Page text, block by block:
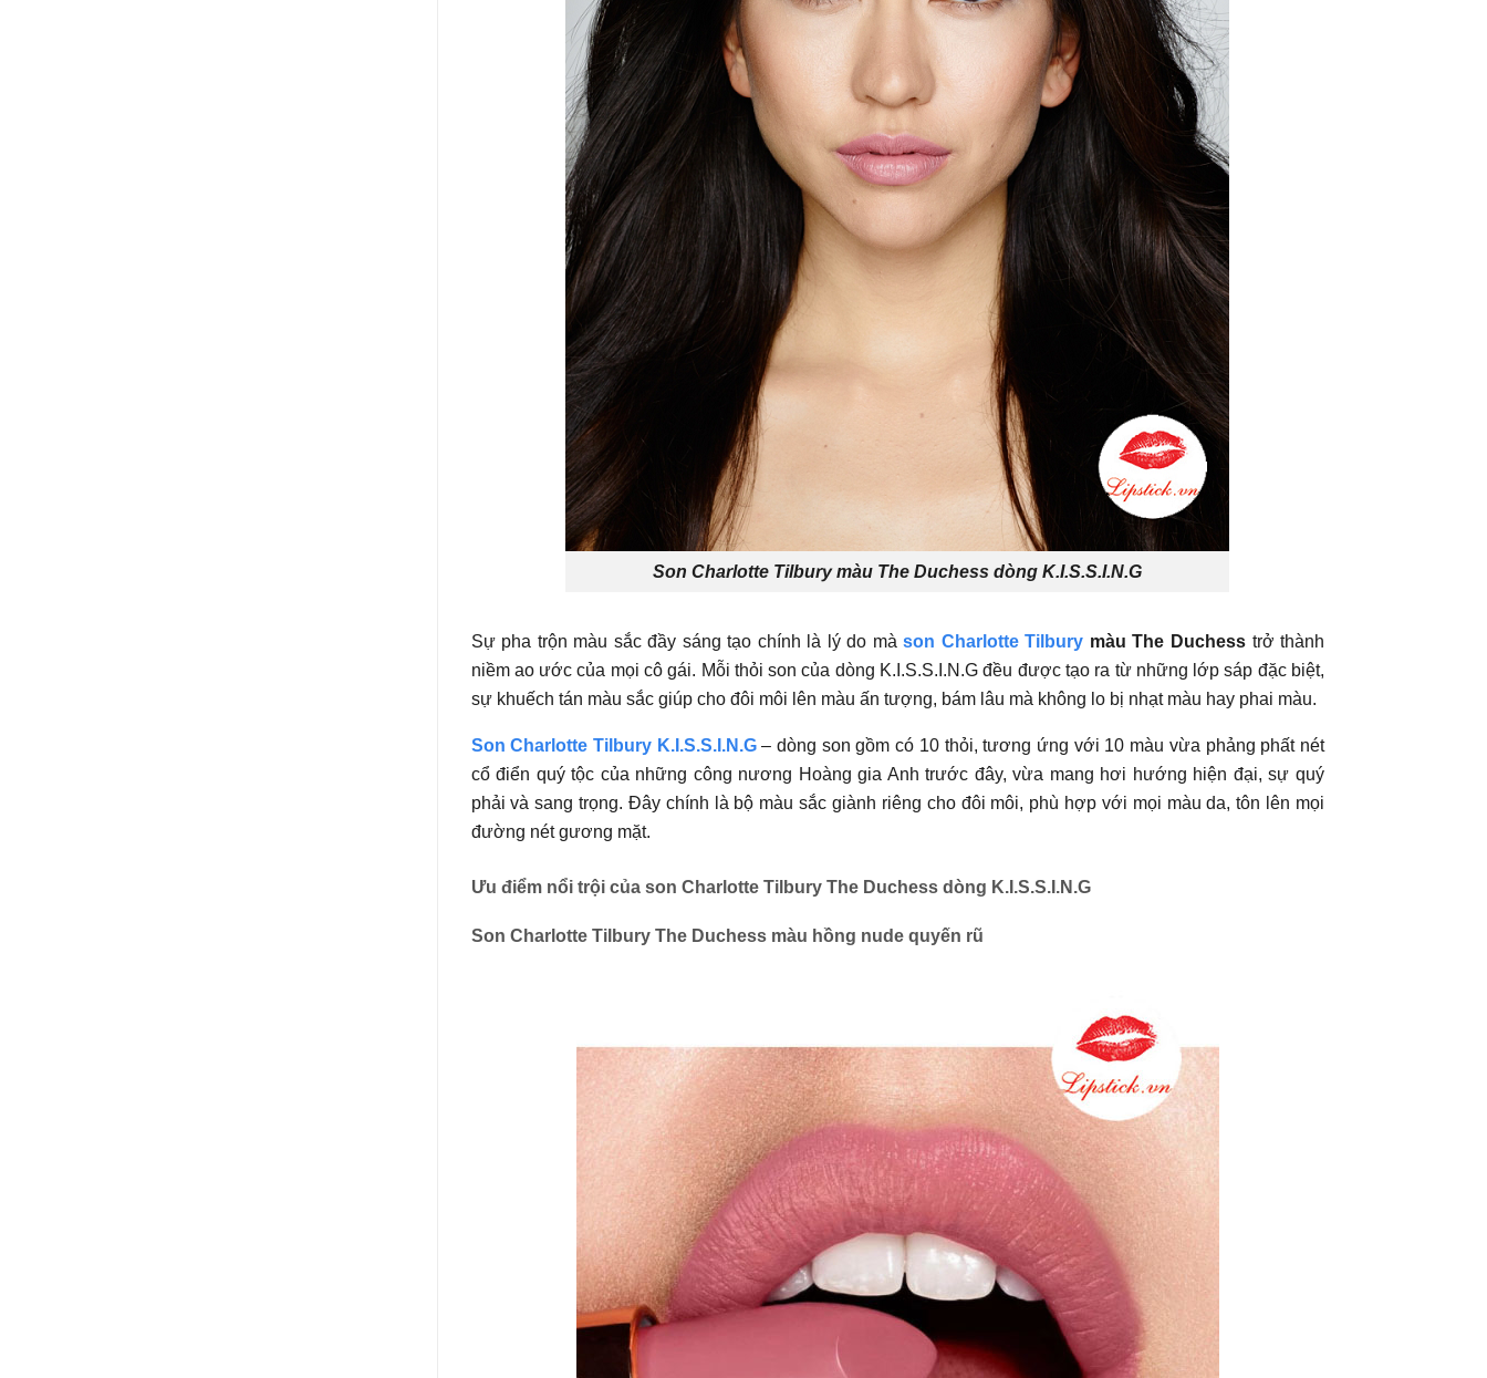
Son Charlotte Tilbury màu The Duchess dòng K.I.S.S.I.N.G
Sự pha trộn màu sắc đầy sáng tạo chính là lý do màson Charlotte Tilbury màu The Duchess trở thành
niềm ao ước của mọi cô gái. Mỗi thỏi son của dòng K.I.S.S.I.N.G đều được tạo ra từ những lớp sáp đặc biệt,
sự khuếch tán màu sắc giúp cho đôi môi lên màu ấn tượng, bám lâu mà không lo bị nhạt màu hay phai màu.
Son Charlotte Tilbury K.I.S.S.I.N.G– dòng son gồm có 10 thỏi, tương ứng với 10 màu vừa phảng phất nét
cổ điển quý tộc của những công nương Hoàng gia Anh trước đây, vừa mang hơi hướng hiện đại, sự quý
phải và sang trọng. Đây chính là bộ màu sắc giành riêng cho đôi môi, phù hợp với mọi màu da, tôn lên mọi
đường nét gương mặt.
Ưu điểm nổi trội của son Charlotte Tilbury The Duchess dòng K.I.S.S.I.N.G
Son Charlotte Tilbury The Duchess màu hồng nude quyến rũ